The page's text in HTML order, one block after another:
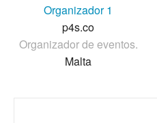
Organizador 1
p4s.co
Organizador de eventos.
Malta